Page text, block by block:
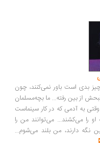
است باور نمی‌کنند، چون
رفته... ما بچه‌مسلمان
آدمی که در کار سینماست
می‌توانند من را
من بلند می‌شوم...